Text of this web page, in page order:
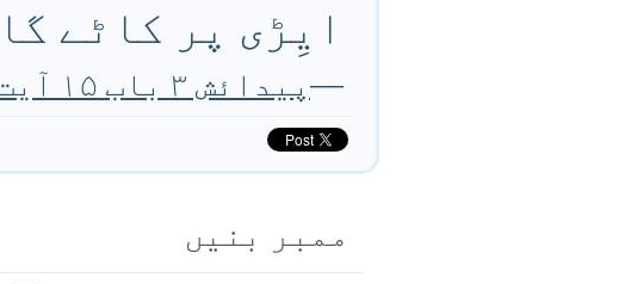
ایِڑی پر کاٹے
—پیدائش ۳ باب ۱۵ آیت
ممبر بنیں